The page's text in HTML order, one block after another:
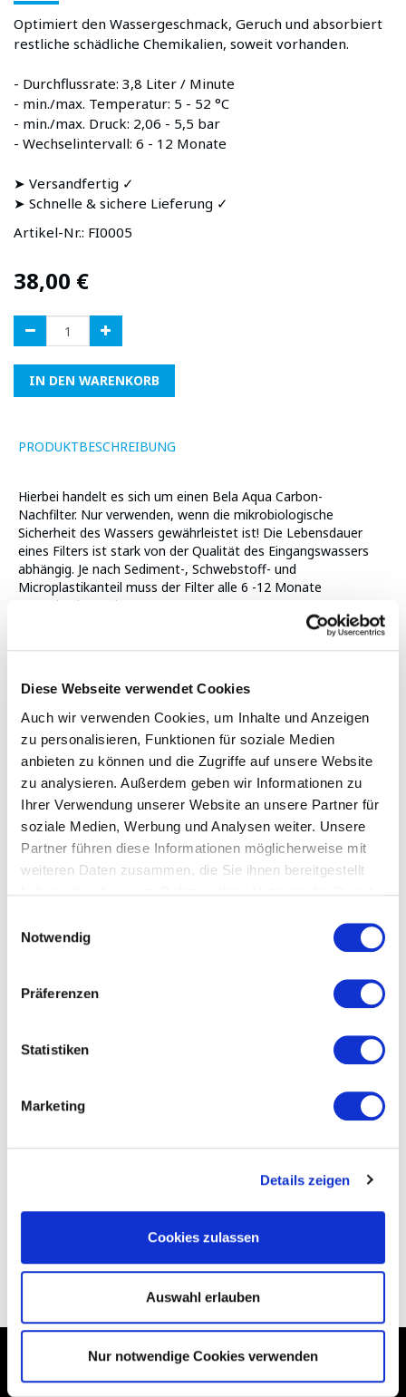
Diese Webseite verwendet Cookies
Auch wir verwenden Cookies, um Inhalte und Anzeigen
zu personalisieren, Funktionen für soziale Medien
anbieten zu können und die Zugriffe auf unsere Website
zu analysieren. Außerdem geben wir Informationen zu
Ihrer Verwendung unserer Website an unsere Partner für
soziale Medien, Werbung und Analysen weiter. Unsere
Partner führen diese Informationen möglicherweise mit
weiteren Daten zusammen, die Sie ihnen bereitgestellt
Notwendig
Präferenzen
Statistiken
Marketing
Details zeigen
Cookies zulassen
Auswahl erlauben
Nur notwendige Cookies verwenden
Optimiert den Wassergeschmack, Geruch und absorbiert
restliche schädliche Chemikalien, soweit vorhanden.
- Durchflussrate: 3,8 Liter / Minute
- min./max. Temperatur: 5 - 52 °C
- min./max. Druck: 2,06 - 5,5 bar
- Wechselintervall: 6 - 12 Monate
➤ Versandfertig ✓
➤ Schnelle & sichere Lieferung ✓
Artikel-Nr.: FI0005
38,00 €
IN DEN WARENKORB
PRODUKTBESCHREIBUNG
Hierbei handelt es sich um einen Bela Aqua Carbon-
Nachfilter. Nur verwenden, wenn die mikrobiologische
Sicherheit des Wassers gewährleistet ist! Die Lebensdauer
eines Filters ist stark von der Qualität des Eingangswassers
abhängig. Je nach Sediment-, Schwebstoff- und
Microplastikanteil muss der Filter alle 6 -12 Monate
gewechselt werden.
Desinfektion finden Sie in Ihrer Verpackung,
Filterwechselanleitung), bitte halten Sie sich genau an
Hinweis zur Nutzungsdauer:
Auch vor Ablauf des angegeben Zeitintervall kann ein
Filterwechsel erforderlich sein, wenn der Wasserdurchfluss
spürbar reduziert ist. Ist ein Filterwechsel früher notwendig,
ist dies kein Mangel des verwendeten Filters / Membrane,
sondern ein Hinweis auf vermehrtes Auftreten von feinen
Partikeln im ungefilterten Wasser.
ZURÜCK
*Alle Preise inkl. gesetzl. MwSt., zzgl.Versandkosten